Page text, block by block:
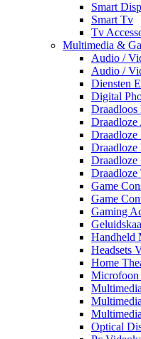
Smart
Smart Tv
Tv
Multimedia &
Audio /
Audio /
Diensten
Digital
Draadloos
Draadloze
Draadloze
Draadloze
Draadloze
Game
Game
Gaming
Handheld
Headsets
Home
Microfoon
Optical